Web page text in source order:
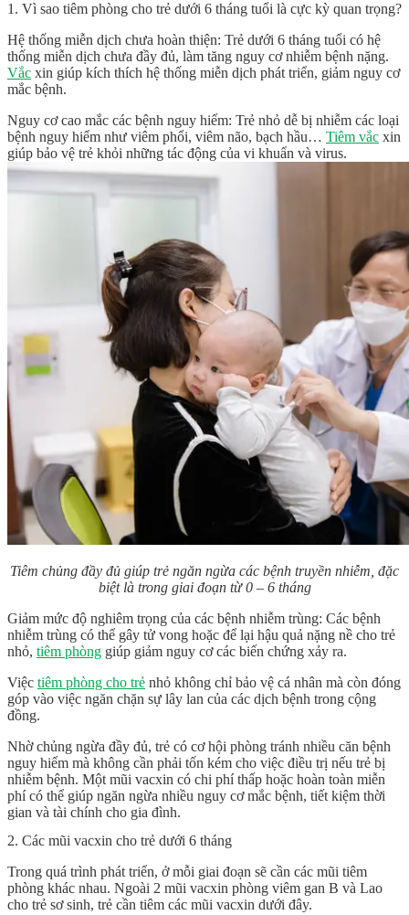
1. Vì sao tiêm phòng cho trẻ dưới 6 tháng tuổi là cực kỳ quan trọng?
Hệ thống miễn dịch chưa hoàn thiện: Trẻ dưới 6 tháng tuổi có hệ
thống miễn dịch chưa đầy đủ, làm tăng nguy cơ nhiễm bệnh nặng.
Vắc xin giúp kích thích hệ thống miễn dịch phát triển, giảm nguy cơ
mắc bệnh.
Nguy cơ cao mắc các bệnh nguy hiểm: Trẻ nhỏ dễ bị nhiễm các loại
bệnh nguy hiểm như viêm phổi, viêm não, bạch hầu… Tiêm vắc xin
giúp bảo vệ trẻ khỏi những tác động của vi khuẩn và virus.
Tiêm chủng đầy đủ giúp trẻ ngăn ngừa các bệnh truyền nhiễm, đặc
biệt là trong giai đoạn từ 0 – 6 tháng
Giảm mức độ nghiêm trọng của các bệnh nhiễm trùng: Các bệnh
nhiễm trùng có thể gây tử vong hoặc để lại hậu quả nặng nề cho trẻ
nhỏ, tiêm phòng giúp giảm nguy cơ các biến chứng xảy ra.
Việc tiêm phòng cho trẻ nhỏ không chỉ bảo vệ cá nhân mà còn đóng
góp vào việc ngăn chặn sự lây lan của các dịch bệnh trong cộng
đồng.
Nhờ chủng ngừa đầy đủ, trẻ có cơ hội phòng tránh nhiều căn bệnh
nguy hiểm mà không cần phải tốn kém cho việc điều trị nếu trẻ bị
nhiễm bệnh. Một mũi vacxin có chi phí thấp hoặc hoàn toàn miễn
phí có thể giúp ngăn ngừa nhiều nguy cơ mắc bệnh, tiết kiệm thời
gian và tài chính cho gia đình.
2. Các mũi vacxin cho trẻ dưới 6 tháng
Trong quá trình phát triển, ở mỗi giai đoạn sẽ cần các mũi tiêm
phòng khác nhau. Ngoài 2 mũi vacxin phòng viêm gan B và Lao
cho trẻ sơ sinh, trẻ cần tiêm các mũi vacxin dưới đây.